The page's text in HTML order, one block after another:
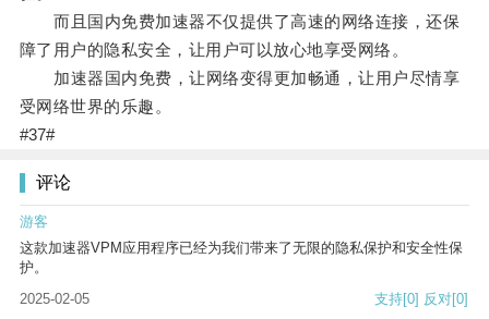
而且国内免费加速器不仅提供了高速的网络连接，还保
障了用户的隐私安全，让用户可以放心地享受网络。
加速器国内免费，让网络变得更加畅通，让用户尽情享
受网络世界的乐趣。
#37#
评论
游客
这款加速器VPM应用程序已经为我们带来了无限的隐私保护和安全性保
护。
2025-02-05
支持[0] 反对[0]